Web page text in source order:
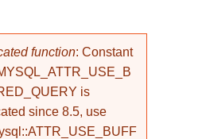
function: Constant
is
since 8.5, use